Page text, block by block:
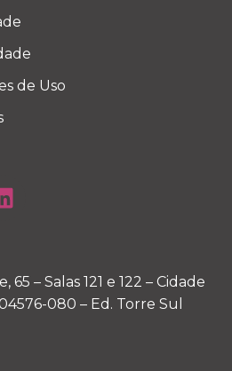
de Uso
65 – Salas 121 e 122 – Cidade
080 – Ed. Torre Sul